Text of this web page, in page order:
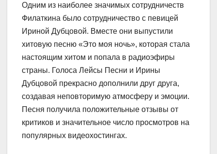
Одним из наиболее значимых сотрудничеств
Филаткина было сотрудничество с певицей
Ириной Дубцовой. Вместе они выпустили
хитовую песню «Это моя ночь», которая стала
настоящим хитом и попала в радиоэфиры
страны. Голоса Лейсы Песни и Ирины
Дубцовой прекрасно дополнили друг друга,
создавая неповторимую атмосферу и эмоции.
Песня получила положительные отзывы от
критиков и значительное число просмотров на
популярных видеохостингах.